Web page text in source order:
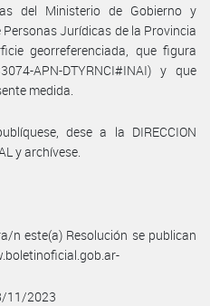
del Ministerio de Gobierno y
Jurídicas de la Provincia
georreferenciada, que figura
APN-DTYRNCI#INAI) y que
medida.
dese a la DIRECCION
y archívese.
n este(a) Resolución se publican
11/2023